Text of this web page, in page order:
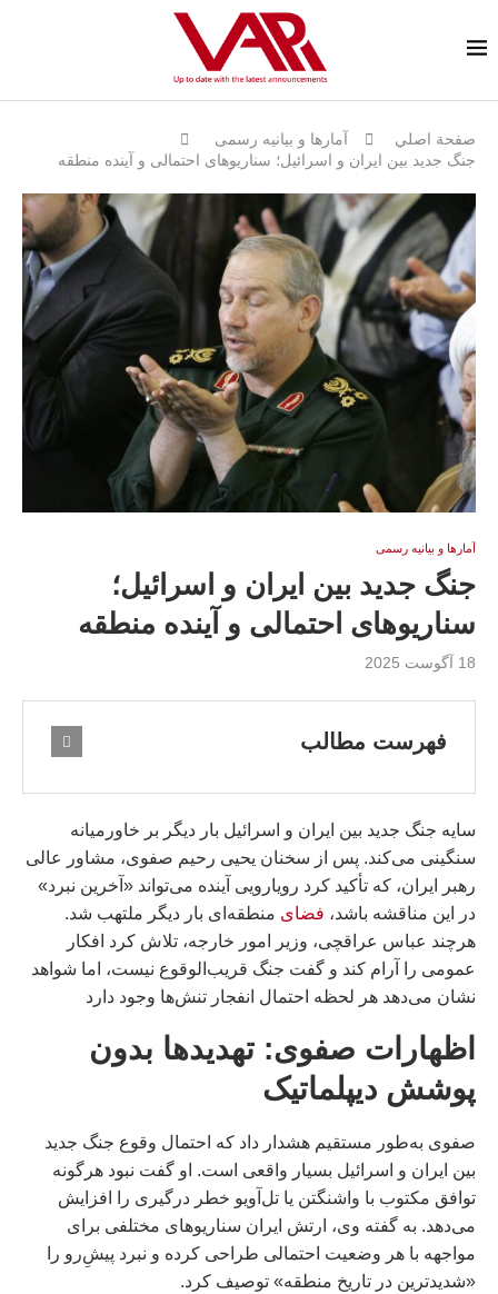
صفحة اصلي
آمارها و بيانيه رسمى
جنگ جدید بین ایران و اسرائیل؛ سناریوهای احتمالی و آینده منطقه
آمارها و بيانيه رسمى
جنگ جدید بین ایران و اسرائیل؛
سناریوهای احتمالی و آینده منطقه
18 آگوست 2025
فهرست مطالب
سایه جنگ جدید بین ایران و اسرائیل بار دیگر بر خاورمیانه
سنگینی می‌کند. پس از سخنان یحیی رحیم صفوی، مشاور عالی
رهبر ایران، که تأکید کرد رویارویی آینده می‌تواند «آخرین نبرد»
در این مناقشه باشد، فضای منطقه‌ای بار دیگر ملتهب شد.
هرچند عباس عراقچی، وزیر امور خارجه، تلاش کرد افکار
عمومی را آرام کند و گفت جنگ قریب‌الوقوع نیست، اما شواهد
نشان می‌دهد هر لحظه احتمال انفجار تنش‌ها وجود دارد
اظهارات صفوی: تهدیدها بدون
پوشش دیپلماتیک
صفوی به‌طور مستقیم هشدار داد که احتمال وقوع جنگ جدید
بین ایران و اسرائیل بسیار واقعی است. او گفت نبود هرگونه
توافق مکتوب با واشنگتن یا تل‌آویو خطر درگیری را افزایش
می‌دهد. به گفته وی، ارتش ایران سناریوهای مختلفی برای
مواجهه با هر وضعیت احتمالی طراحی کرده و نبرد پیش‌ِرو را
«شدیدترین در تاریخ منطقه» توصیف کرد.